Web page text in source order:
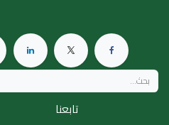
تابعنا